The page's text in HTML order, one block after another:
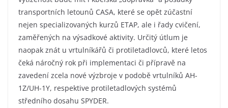
transportních letounů CASA, které se opět zúčastní
nejen specializovaných kurzů ETAP, ale i řady cvičení,
zaměřených na výsadkové aktivity. Určitý útlum je
naopak znát u vrtulníkářů či protiletadlovců, které letos
čeká náročný rok při implementaci či přípravě na
zavedení zcela nové výzbroje v podobě vrtulníků AH-
1Z/UH-1Y, respektive protiletadlových systémů
středního dosahu SPYDER.